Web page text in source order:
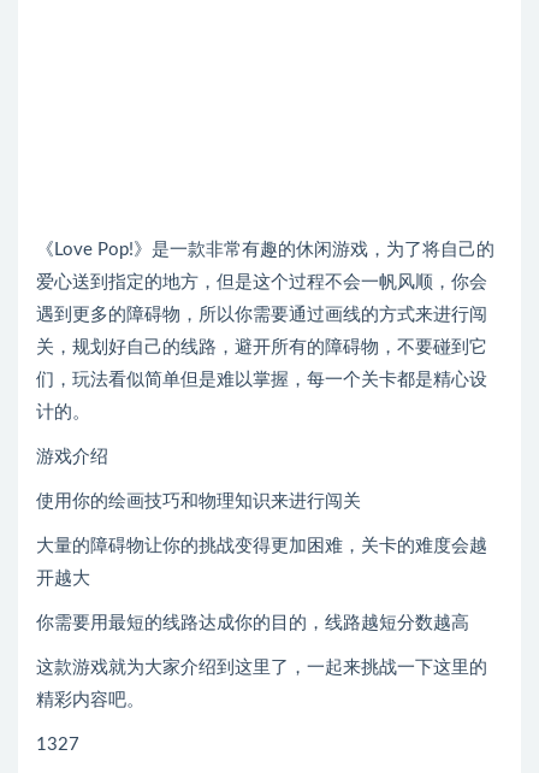
《Love Pop!》是一款非常有趣的休闲游戏，为了将自己的
爱心送到指定的地方，但是这个过程不会一帆风顺，你会
遇到更多的障碍物，所以你需要通过画线的方式来进行闯
关，规划好自己的线路，避开所有的障碍物，不要碰到它
们，玩法看似简单但是难以掌握，每一个关卡都是精心设
计的。
游戏介绍
使用你的绘画技巧和物理知识来进行闯关
大量的障碍物让你的挑战变得更加困难，关卡的难度会越
开越大
你需要用最短的线路达成你的目的，线路越短分数越高
这款游戏就为大家介绍到这里了，一起来挑战一下这里的
精彩内容吧。
1327